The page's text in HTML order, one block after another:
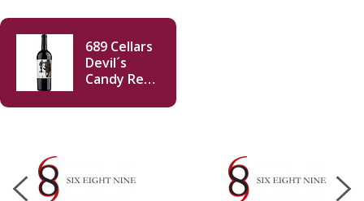
689 Cellars
Devil´s
Candy Red
750ml